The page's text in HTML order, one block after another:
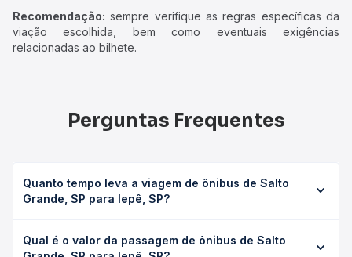
Recomendação: sempre verifique as regras específicas da
viação escolhida, bem como eventuais exigências
relacionadas ao bilhete.
Perguntas Frequentes
Quanto tempo leva a viagem de ônibus de Salto
Grande, SP para Iepê, SP?
leva em média 3h 10min, podendo variar conforme a
Qual é o valor da passagem de ônibus de Salto